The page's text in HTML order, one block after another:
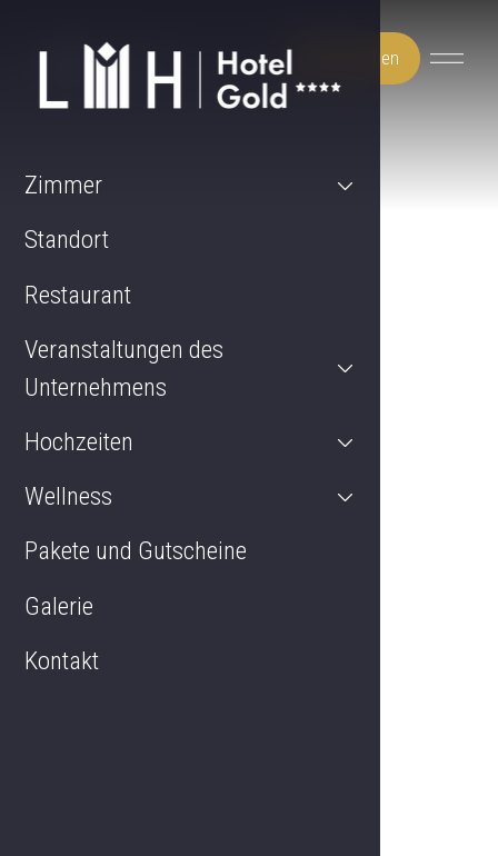
Jetzt buchen
Zimmer
Standort
Restaurant
Veranstaltungen des
Unternehmens
Hochzeiten
Wellness
Pakete und Gutscheine
Galerie
Kontakt
Regent's Hall